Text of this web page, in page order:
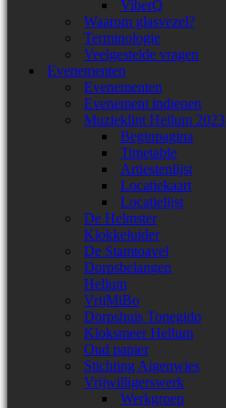
ViberQ
Waarom glasvezel?
Terminologie
Veelgestelde vragen
Evenementen
Evenementen
Evenement indienen
Muzieklint Hellum 2023
Beginpagina
Timetable
Artiestenlijst
Locatiekaart
Locatielijst
De Helmster
Klokkeluider
De Stamtoavel
Dorpsbelangen
Hellum
VrijMiBo
Dorpshuis Tonegido
Kloksmeer Hellum
Oud papier
Stichting Aigenwies
Vrijwilligerswerk
Werkgroep